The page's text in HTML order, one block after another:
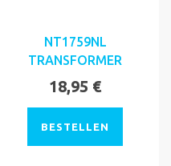
NT1759NL
TRANSFORMER
18,95 €
BESTELLEN